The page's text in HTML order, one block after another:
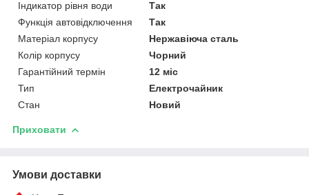
Індикатор рівня води
Так
Функція автовідключення
Так
Матеріал корпусу
Нержавіюча сталь
Колір корпусу
Чорний
Гарантійний термін
12 міс
Тип
Електрочайник
Стан
Новий
Приховати
Умови доставки